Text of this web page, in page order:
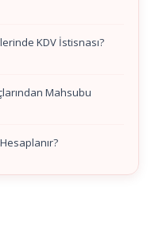
KDV İstisnası?
Mahsubu